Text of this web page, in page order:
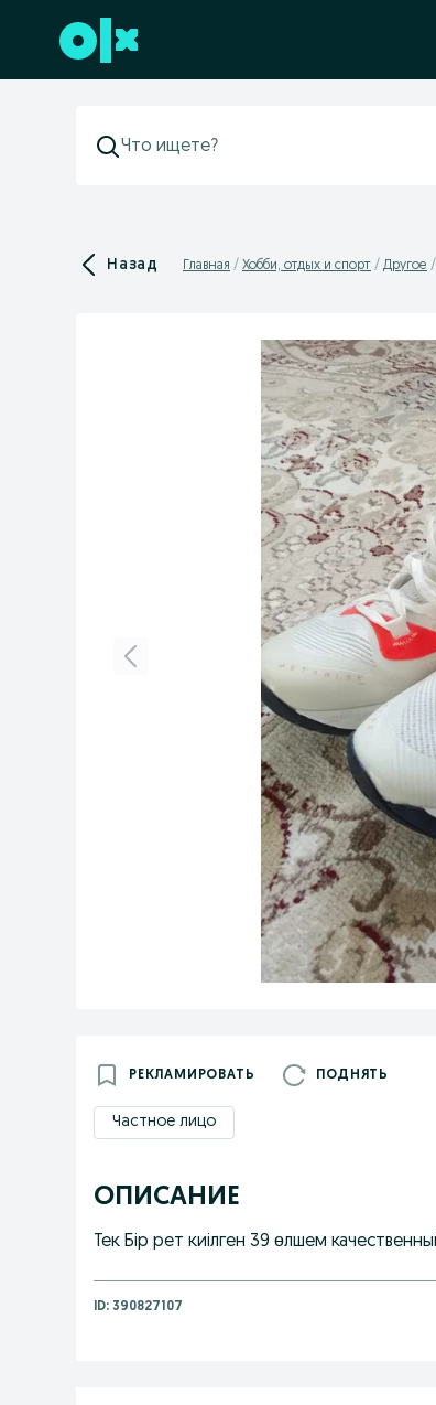
Перейти к нижнему колонтитулу
Назад Главная Хобби, отдых и спорт Другое
РЕКЛАМИРОВАТЬ ПОДНЯТЬ
Частное лицо
ОПИСАНИЕ
Тек Бір рет киілген 39 өлшем
ID: 390827107